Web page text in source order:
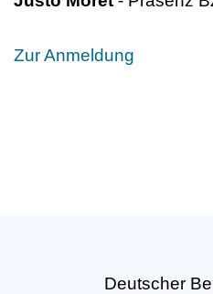
Zur Anmeldung
Deutscher